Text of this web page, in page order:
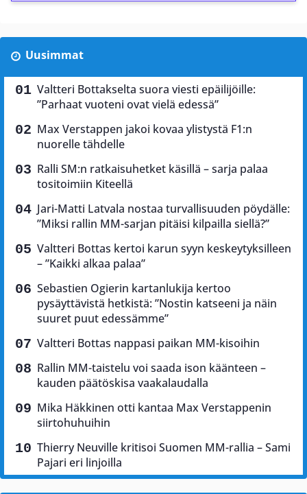
Uusimmat
Valtteri Bottakselta suora viesti epäilijöille:
”Parhaat vuoteni ovat vielä edessä”
Max Verstappen jakoi kovaa ylistystä F1:n
nuorelle tähdelle
Ralli SM:n ratkaisuhetket käsillä – sarja palaa
tositoimiin Kiteellä
Jari-Matti Latvala nostaa turvallisuuden pöydälle:
”Miksi rallin MM-sarjan pitäisi kilpailla siellä?”
Valtteri Bottas kertoi karun syyn keskeytyksilleen
– ”Kaikki alkaa palaa”
Sebastien Ogierin kartanlukija kertoo
pysäyttävistä hetkistä: ”Nostin katseeni ja näin
suuret puut edessämme”
Valtteri Bottas nappasi paikan MM-kisoihin
Rallin MM-taistelu voi saada ison käänteen –
kauden päätöskisa vaakalaudalla
Mika Häkkinen otti kantaa Max Verstappenin
siirtohuhuihin
Thierry Neuville kritisoi Suomen MM-rallia – Sami
Pajari eri linjoilla